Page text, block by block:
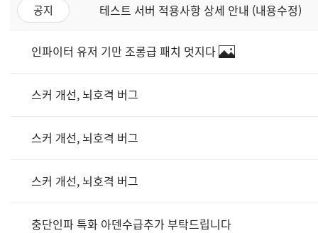
공지 테스트 서버 적용사항 상세 안내 (내용수정)
인파이터 유저 기만 조롱급 패치 멋지다
스커 개선, 뇌호격 버그
스커 개선, 뇌호격 버그
스커 개선, 뇌호격 버그
충단인파 특화 아덴수급추가 부탁드립니다